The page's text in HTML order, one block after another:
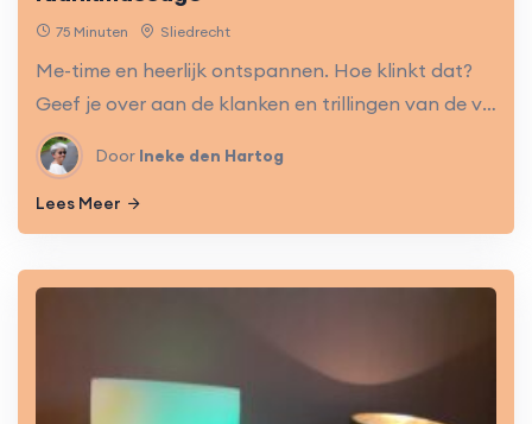
75 Minuten Sliedrecht
Me-time en heerlijk ontspannen. Hoe klinkt dat?
Geef je over aan de klanken en trillingen van de verschillende instrumenten en laat ze hun werk doen. Een moment van rust, ontspanning en aandacht voor jezelf.
Door Ineke den Hartog
Lees Meer